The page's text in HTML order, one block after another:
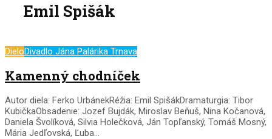
Emil Spišák
DieloDivadlo Jána Palárika Trnava
Kamenný chodníček
Autor diela: Ferko UrbánekRéžia: Emil SpišákDramaturgia: Tibor
KubičkaObsadenie: Jozef Bujdák, Miroslav Beňuš, Nina Kočanová,
Daniela Švolíková, Silvia Holečková, Ján Topľanský, Tomáš Mosný,
Mária Jedľovská, Ľuba...